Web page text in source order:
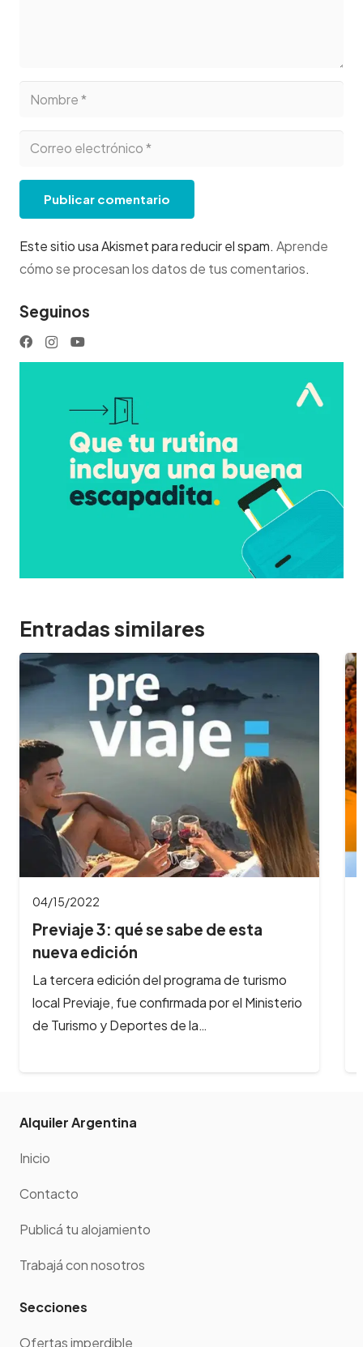
Publicar comentario
Este sitio usa Akismet para reducir el spam. Aprende
cómo se procesan los datos de tus comentarios.
Seguinos
Entradas similares
04/04/2022
Se viene el Festival gastronómico
Peperina en…
En Semana Santa, llega a Alta Gracia el
Festival Gastronómicomás importante del
interior del país. Del 14 al 16 de…
Alquiler Argentina
Inicio
Contacto
Publicá tu alojamiento
Trabajá con nosotros
Secciones
Ofertas imperdible